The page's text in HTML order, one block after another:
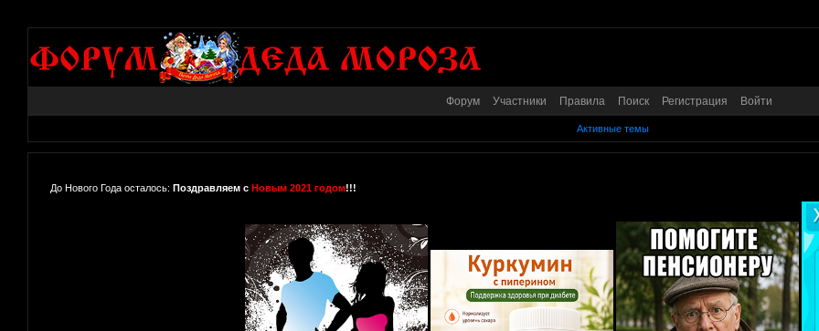
Форум Участники Правила Поиск Регистрация Войти
Активные темы
До Нового Года осталось: Поздравляем с Новым 2021 годом!!!